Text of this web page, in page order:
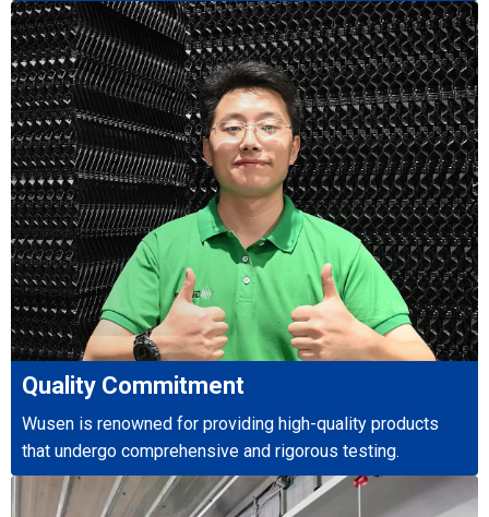
Quality Commitment
Wusen is renowned for providing high-quality products
that undergo comprehensive and rigorous testing.